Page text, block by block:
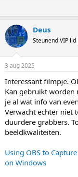
Deus
Steunend VIP lid
3 aug 2025
Interessant filmpje.
Kan gebruikt worden
je al wat info van
Verwacht echter niet
duurdere grabbers.
beeldkwaliteiten.
Using OBS to
on Windows